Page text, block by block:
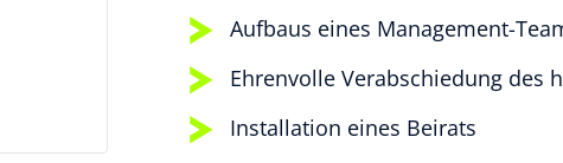
Aufbaus eines Management-
Ehrenvolle Verabschiedung des
Installation eines Beirats